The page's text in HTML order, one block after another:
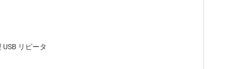
リピータ